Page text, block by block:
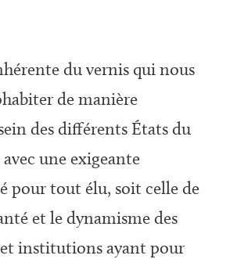
du vernis qui nous
de manière
des différents États du
une exigeante
pour tout élu, soit celle de
et le dynamisme des
institutions ayant pour